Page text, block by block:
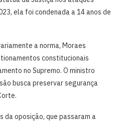
ela foi condenada a 14 anos de
a norma, Moraes
constitucionais
no Supremo. O ministro
busca preservar segurança
da oposição, que passaram a